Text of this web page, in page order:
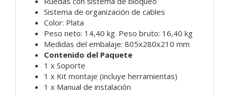
Sistema de organización de cables
Color: Plata
Peso neto: 14,40 kg. Peso bruto: 16,40 kg
Medidas del embalaje: 805x280x210 mm
Contenido del Paquete
1 x Soporte
1 x Kit montaje (incluye herramientas)
1 x Manual de instalación